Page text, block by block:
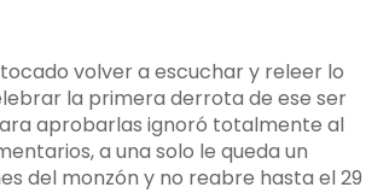
volver a escuchar y releer lo
la primera derrota de ese ser
aprobarlas ignoró totalmente al
a una solo le queda un
del monzón y no reabre hasta el 29